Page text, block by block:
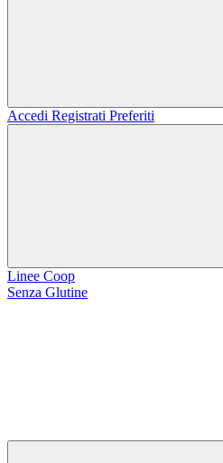
Accedi Registrati Preferiti
Linee Coop
Senza Glutine